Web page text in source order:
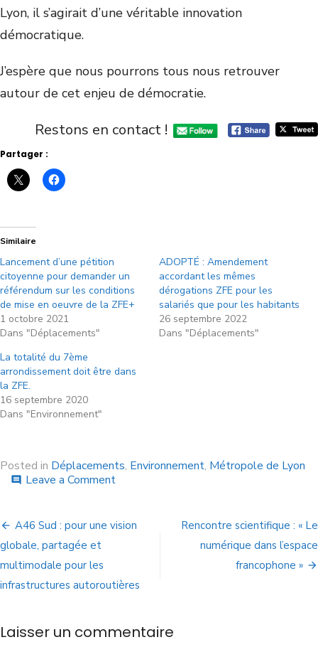
Lyon, il s’agirait d’une véritable innovation
démocratique.
J’espère que nous pourrons tous nous retrouver
autour de cet enjeu de démocratie.
Restons en contact !
Partager :
Similaire
Lancement d’une pétition
citoyenne pour demander un
référendum sur les conditions
de mise en oeuvre de la ZFE+
1 octobre 2021
Dans "Déplacements"
ADOPTÉ : Amendement
accordant les mêmes
dérogations ZFE pour les
salariés que pour les habitants
26 septembre 2022
Dans "Déplacements"
La totalité du 7ème
arrondissement doit être dans
la ZFE.
16 septembre 2020
Dans "Environnement"
Posted in Déplacements, Environnement, Métropole de Lyon
comment Leave a Comment
A46 Sud : pour une vision
globale, partagée et
multimodale pour les
infrastructures autoroutières
Rencontre scientifique : « Le
numérique dans l’espace
francophone »
Laisser un commentaire